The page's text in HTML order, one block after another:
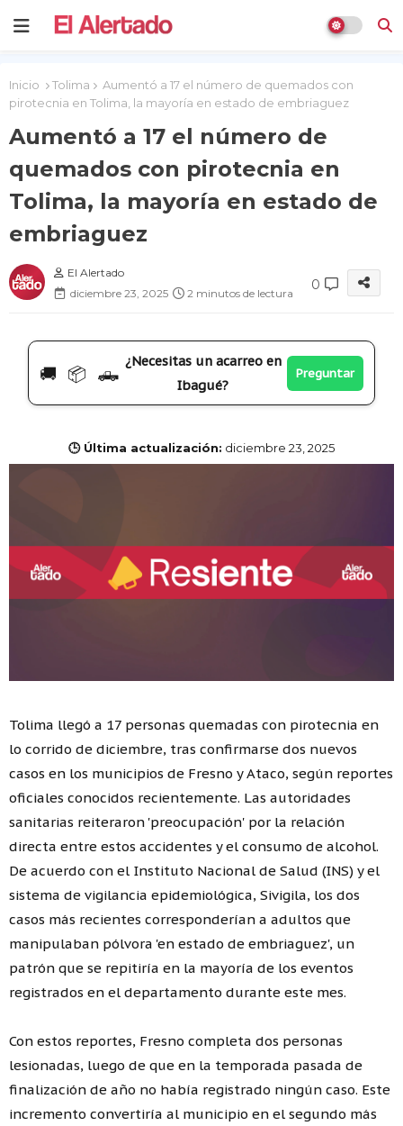
Inicio Tolima
Aumentó a 17 el número de quemados con
pirotecnia en Tolima, la mayoría en estado de embriaguez
Aumentó a 17 el número de
quemados con pirotecnia en
Tolima, la mayoría en estado de
embriaguez
El Alertado
diciembre 23, 2025
2 minutos de lectura
0
🚚 📦 🛻
¿Necesitas un acarreo en
Ibagué?
Preguntar
🕒 Última actualización: diciembre 23, 2025
Tolima llegó a 17 personas quemadas con pirotecnia en
lo corrido de diciembre, tras confirmarse dos nuevos
casos en los municipios de Fresno y Ataco, según reportes
oficiales conocidos recientemente. Las autoridades
sanitarias reiteraron 'preocupación' por la relación
directa entre estos accidentes y el consumo de alcohol.
De acuerdo con el Instituto Nacional de Salud (INS) y el
sistema de vigilancia epidemiológica, Sivigila, los dos
casos más recientes corresponderían a adultos que
manipulaban pólvora 'en estado de embriaguez', un
patrón que se repitiría en la mayoría de los eventos
registrados en el departamento durante este mes.
Con estos reportes, Fresno completa dos personas
lesionadas, luego de que en la temporada pasada de
finalización de año no había registrado ningún caso. Este
incremento convertiría al municipio en el segundo más